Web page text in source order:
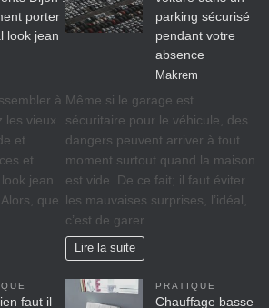
porter
look jean
à
les vieux
et
et
jean
que
parking sécurisé
pendant votre
absence
Makrem
Même si le garage est
sécuritaire pour le véhicule, des
dangers peuvent arriver à tout
moment surtout quand la maison
est vide. De ce fait; il faut éviter
les mauvaises surprises, l’idéal,
c’est de garer…
Lire la suite
faut il
PRATIQUE
Chauffage basse